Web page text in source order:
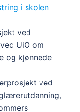
i skolen
ved
UiO om
og kjønnede
ved